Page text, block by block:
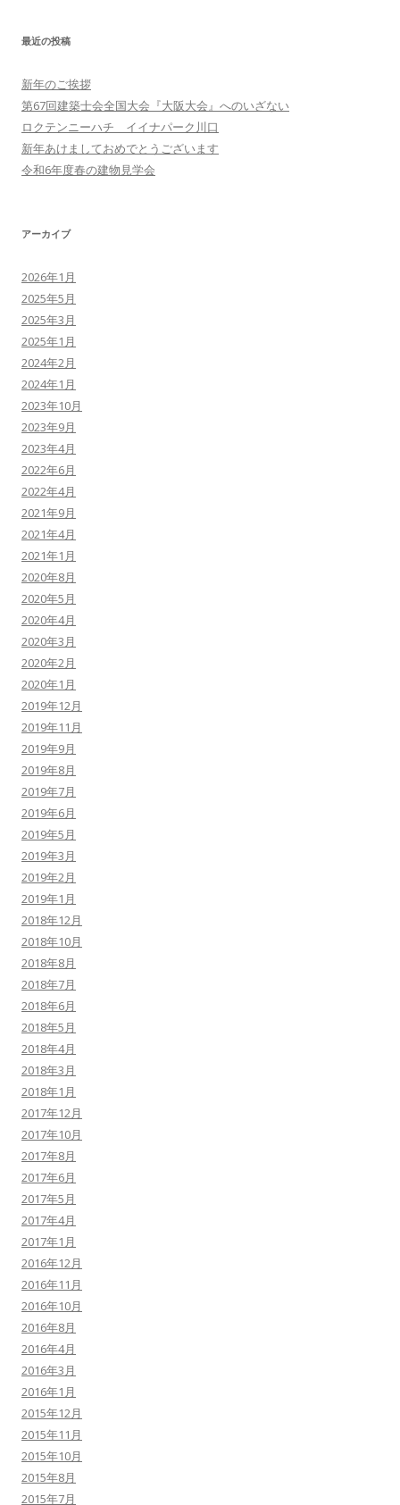
最近の投稿
新年のご挨拶
第67回建築士会全国大会『大阪大会』へのいざない
ロクテンニーハチ イイナパーク川口
新年あけましておめでとうございます
令和6年度春の建物見学会
アーカイブ
2026年1月
2025年5月
2025年3月
2025年1月
2024年2月
2024年1月
2023年10月
2023年9月
2023年4月
2022年6月
2022年4月
2021年9月
2021年4月
2021年1月
2020年8月
2020年5月
2020年4月
2020年3月
2020年2月
2020年1月
2019年12月
2019年11月
2019年9月
2019年8月
2019年7月
2019年6月
2019年5月
2019年3月
2019年2月
2019年1月
2018年12月
2018年10月
2018年8月
2018年7月
2018年6月
2018年5月
2018年4月
2018年3月
2018年1月
2017年12月
2017年10月
2017年8月
2017年6月
2017年5月
2017年4月
2017年1月
2016年12月
2016年11月
2016年10月
2016年8月
2016年4月
2016年3月
2016年1月
2015年12月
2015年11月
2015年10月
2015年8月
2015年7月